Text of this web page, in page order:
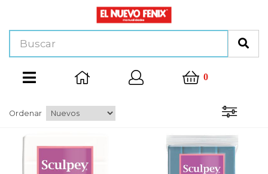
0
Ordenar